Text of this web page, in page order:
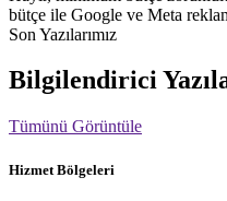
bütçe ile Google ve Meta
Son Yazılarımız
Bilgilendirici
Tümünü Görüntüle
Hizmet Bölgeleri